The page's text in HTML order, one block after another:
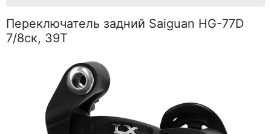
Переключатель задний Saiguan HG-77D
7/8ск, 39T